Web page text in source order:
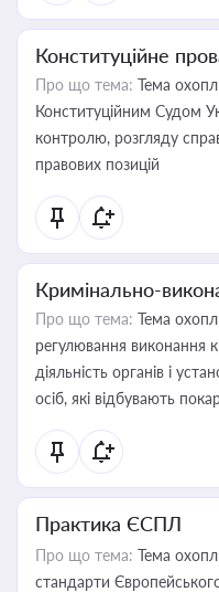
Конституційне
Про що тема: Тема
Конституційним Судом
контролю, розгляду
правових позицій
Кримінально-
Про що тема: Тема
регулювання виконання
діяльність органів і
осіб, які відбувають
Практика ЄСПЛ
Про що тема: Тема
стандарти